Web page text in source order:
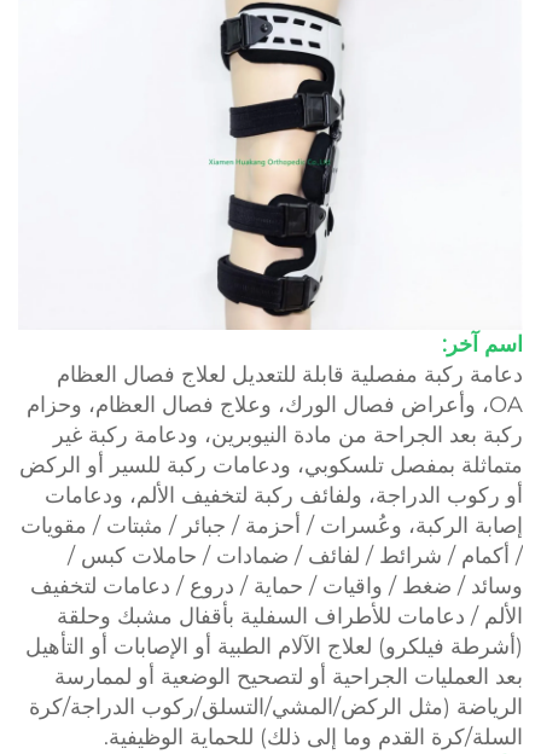
اسم آخر:
دعامة ركبة مفصلية قابلة للتعديل لعلاج فصال العظام
OA، وأعراض فصال الورك، وعلاج فصال العظام، وحزام
ركبة بعد الجراحة من مادة النيوبرين، ودعامة ركبة غير
متماثلة بمفصل تلسكوبي، ودعامات ركبة للسير أو الركض
أو ركوب الدراجة، ولفائف ركبة لتخفيف الألم، ودعامات
إصابة الركبة، وعُسرات / أحزمة / جبائر / مثبتات / مقويات
/ أكمام / شرائط / لفائف / ضمادات / حاملات كبس /
وسائد / ضغط / واقيات / حماية / دروع / دعامات لتخفيف
الألم / دعامات للأطراف السفلية بأقفال مشبك وحلقة
(أشرطة فيلكرو) لعلاج الآلام الطبية أو الإصابات أو التأهيل
بعد العمليات الجراحية أو لتصحيح الوضعية أو لممارسة
الرياضة (مثل الركض/المشي/التسلق/ركوب الدراجة/كرة
السلة/كرة القدم وما إلى ذلك) للحماية الوظيفية.